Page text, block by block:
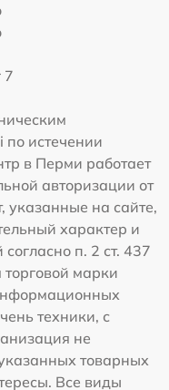
7
истечении
в Перми работает
авторизации от
указанные на сайте,
характер и
п. 2 ст. 437
марки
техники, с
не
товарных
Все виды